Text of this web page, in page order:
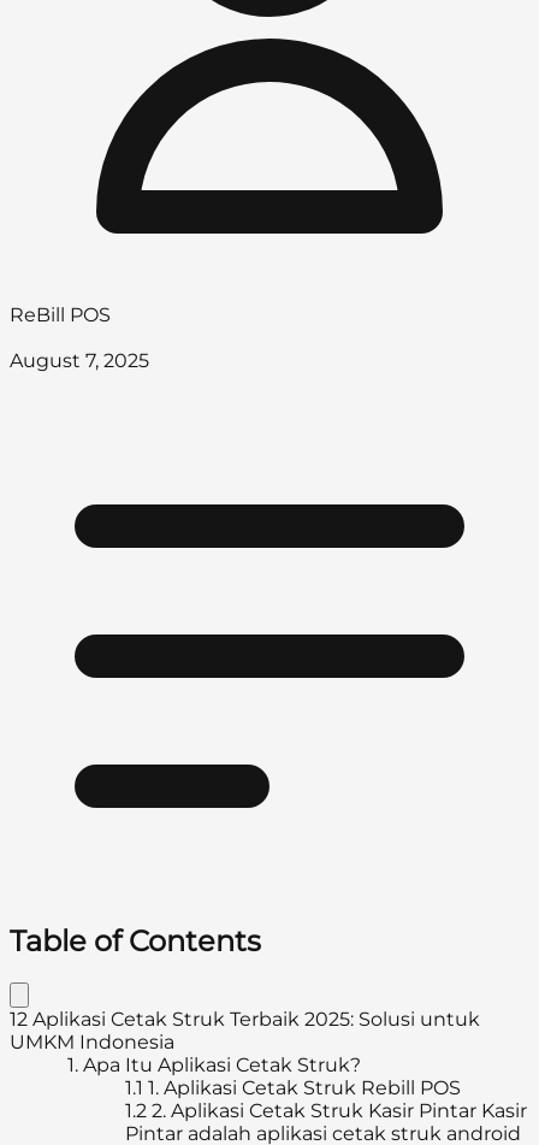
ReBill POS
August 7, 2025
Table of Contents
12 Aplikasi Cetak Struk Terbaik 2025: Solusi untuk
UMKM Indonesia
1. Apa Itu Aplikasi Cetak Struk?
1.1 1. Aplikasi Cetak Struk Rebill POS
1.2 2. Aplikasi Cetak Struk Kasir Pintar Kasir
Pintar adalah aplikasi cetak struk android